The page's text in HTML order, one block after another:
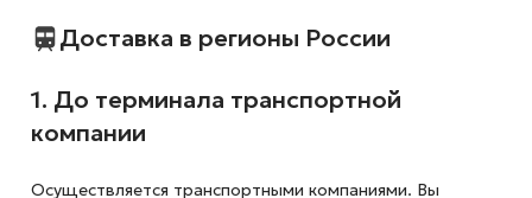
Доставка в регионы России
1. До терминала транспортной
компании
Осуществляется транспортными компаниями. Вы